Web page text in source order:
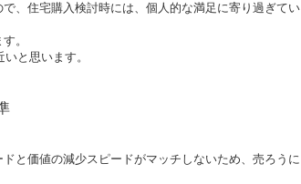
、住宅購入検討時には、個人的な満足に寄り過ぎてい
。
と思います。
と価値の減少スピードがマッチしないため、売ろうに